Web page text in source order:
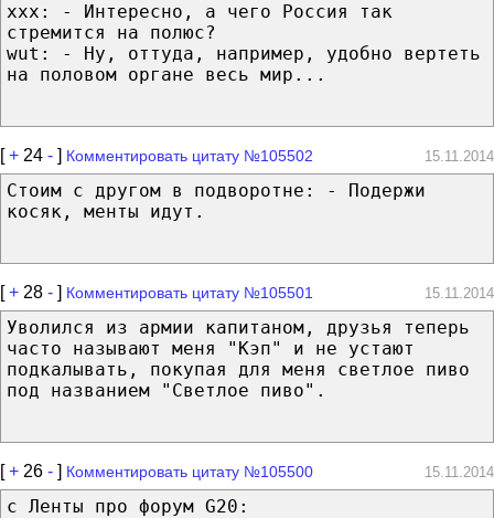
xxx: - Интересно, а чего Россия так
стремится на полюс?
wut: - Ну, оттуда, например, удобно вертеть
на половом органе весь мир...
[+ 24 - ] Комментировать цитату №105502 15.11.2014
Стоим с другом в подворотне: - Подержи
косяк, менты идут.
[+ 28 - ] Комментировать цитату №105501 15.11.2014
Уволился из армии капитаном, друзья теперь
часто называют меня "Кэп" и не устают
подкалывать, покупая для меня светлое пиво
под названием "Светлое пиво".
[+ 26 - ] Комментировать цитату №105500 15.11.2014
с Ленты про форум G20: